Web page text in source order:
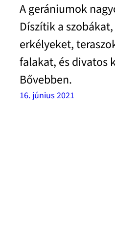
A gerániumok
Díszítik a
erkélyeket,
falakat, és divatos
Bővebben.
16. június 2021